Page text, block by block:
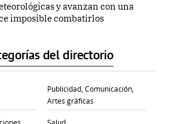
y avanzan con una
imposible combatirlos
del directorio
Publicidad, Comunicación,
Artes gráficas